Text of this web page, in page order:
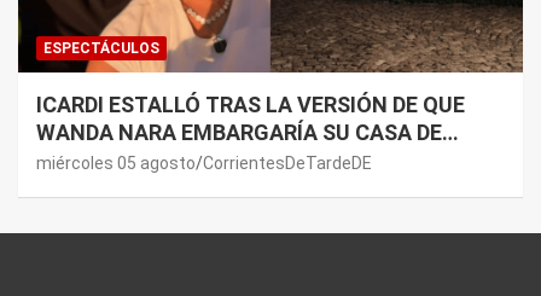
ESPECTÁCULOS
ICARDI ESTALLÓ TRAS LA VERSIÓN DE QUE
WANDA NARA EMBARGARÍA SU CASA DE
NORDELTA: “NECESITAN RASCAR DE ALGÚN
miércoles 05 agosto CorrientesDeTardeDE